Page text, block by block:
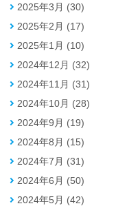
2025年3月 (30)
2025年2月 (17)
2025年1月 (10)
2024年12月 (32)
2024年11月 (31)
2024年10月 (28)
2024年9月 (19)
2024年8月 (15)
2024年7月 (31)
2024年6月 (50)
2024年5月 (42)